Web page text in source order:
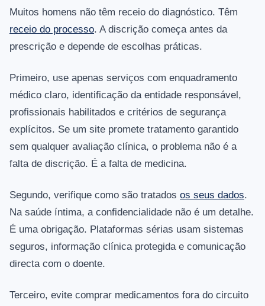
Muitos homens não têm receio do diagnóstico. Têm
receio do processo. A discrição começa antes da
prescrição e depende de escolhas práticas.
Primeiro, use apenas serviços com enquadramento
médico claro, identificação da entidade responsável,
profissionais habilitados e critérios de segurança
explícitos. Se um site promete tratamento garantido
sem qualquer avaliação clínica, o problema não é a
falta de discrição. É a falta de medicina.
Segundo, verifique como são tratados os seus dados.
Na saúde íntima, a confidencialidade não é um detalhe.
É uma obrigação. Plataformas sérias usam sistemas
seguros, informação clínica protegida e comunicação
directa com o doente.
Terceiro, evite comprar medicamentos fora do circuito